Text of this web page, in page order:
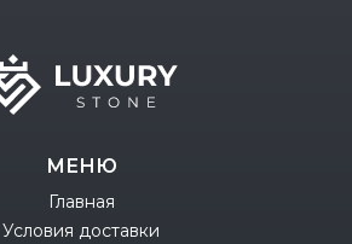
МЕНЮ
Главная
Условия доставки